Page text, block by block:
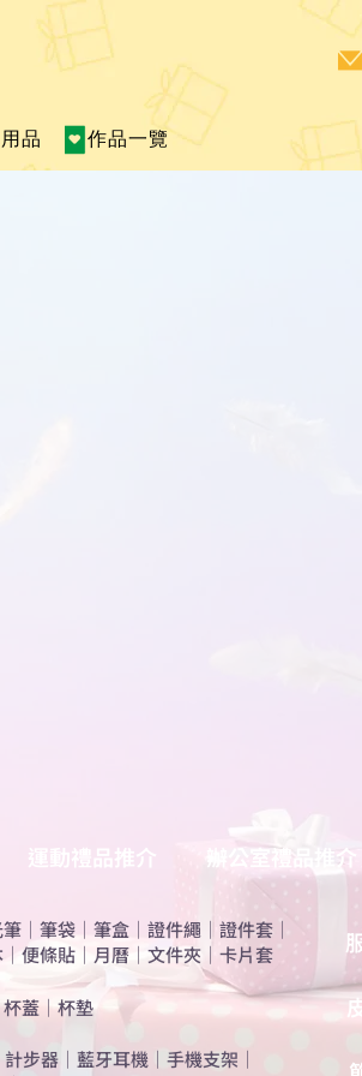
品 作品一覽
運動禮品推介 辦公室禮品推介
｜ 筆袋 ｜ 筆盒 ｜ 證件繩 ｜ 證件套 ｜
｜便條貼 ｜ 月曆 ｜ 文件夾 ｜ 卡片套
杯蓋 ｜杯墊
計步器 ｜ 藍牙耳機 ｜ 手機支架 ｜